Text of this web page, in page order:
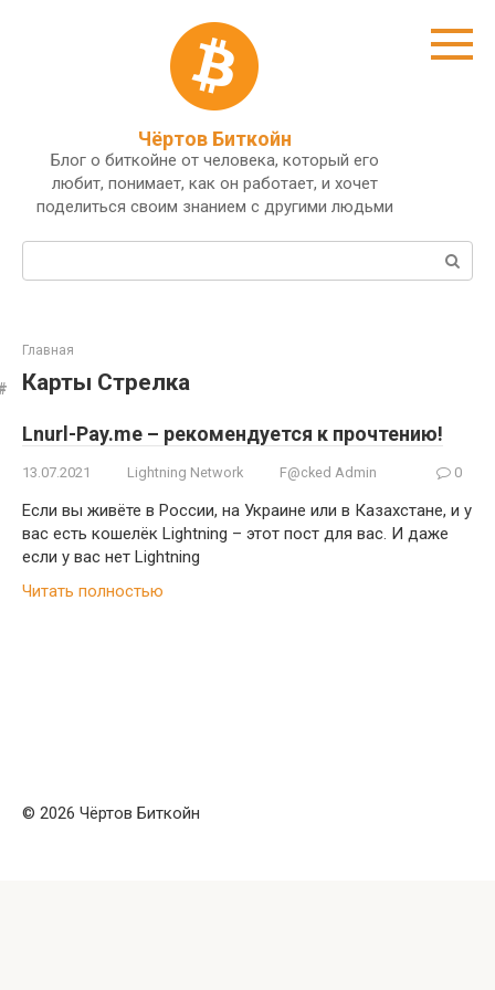
Чёртов Биткойн
Блог о биткойне от человека, который его
любит, понимает, как он работает, и хочет
поделиться своим знанием с другими людьми
Поиск:
Главная
Карты Стрелка
Lnurl-Pay.me – рекомендуется к прочтению!
13.07.2021 Lightning Network F@cked Admin 0
Если вы живёте в России, на Украине или в Казахстане, и у
вас есть кошелёк Lightning – этот пост для вас. И даже
если у вас нет Lightning
Читать полностью
© 2026 Чёртов Биткойн